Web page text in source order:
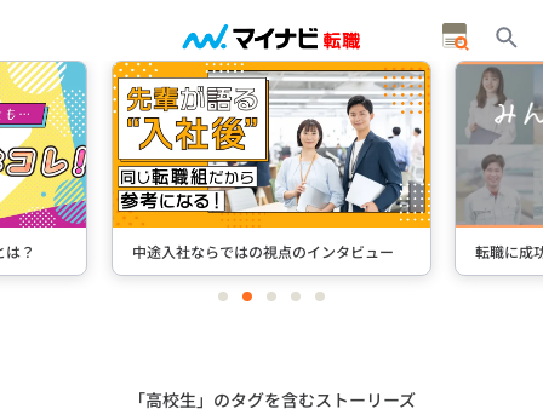
？ 中途入社ならではの視点のインタビュー 転職に成
itemitemitemitemitem
「高校生」のタグを含むストーリーズ